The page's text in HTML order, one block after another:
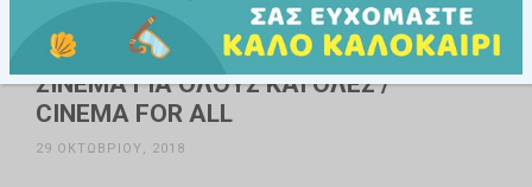
ΕΚΔΗΛΏΣΕΙΣ
ΣΙΝΕΜΑ ΓΙΑ ΟΛΟΥΣ ΚΑΙ ΟΛΕΣ /
CINEMA FOR ALL
29 ΟΚΤΩΒΡΊΟΥ, 2018